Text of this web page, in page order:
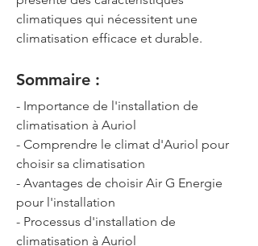
climatiques qui nécessitent une
climatisation efficace et durable.
Sommaire :
- Importance de l'installation de
climatisation à Auriol
- Comprendre le climat d'Auriol pour
choisir sa climatisation
- Avantages de choisir Air G Energie
pour l'installation
- Processus d'installation de
climatisation à Auriol